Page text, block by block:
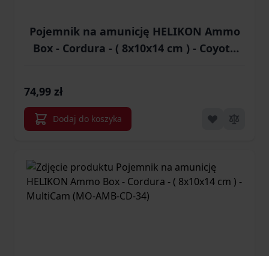
Pojemnik na amunicję HELIKON Ammo
Box - Cordura - ( 8x10x14 cm ) - Coyote
74,99 zł
Dodaj do koszyka